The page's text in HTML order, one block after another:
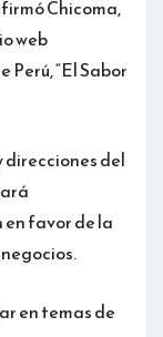
Chicoma,
web
“El Sabor
del
favor de la
en temas de